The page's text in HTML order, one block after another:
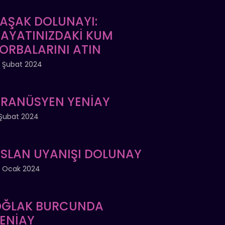
DOLUNAYI:
KUM
ATIN
Şubat 2024
YENİAY
2024
UYANIŞI DOLUNAY
Ocak 2024
BURCUNDA